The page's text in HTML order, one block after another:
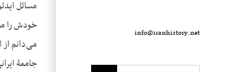
info@iranhistory.net
مسائل
خودش را
می‌دانم
جامعۀ